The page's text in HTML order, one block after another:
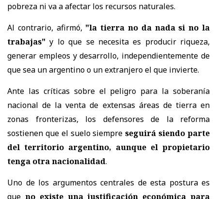
pobreza ni va a afectar los recursos naturales.
Al contrario, afirmó, "la tierra no da nada si no la
trabajas" y lo que se necesita es producir riqueza,
generar empleos y desarrollo, independientemente de
que sea un argentino o un extranjero el que invierte.
Ante las críticas sobre el peligro para la soberanía
nacional de la venta de extensas áreas de tierra en
zonas fronterizas, los defensores de la reforma
sostienen que el suelo siempreseguirá siendo parte
del territorio argentino, aunque el propietario
tenga otra nacionalidad.
Uno de los argumentos centrales de esta postura es
que no existe una justificación económica para